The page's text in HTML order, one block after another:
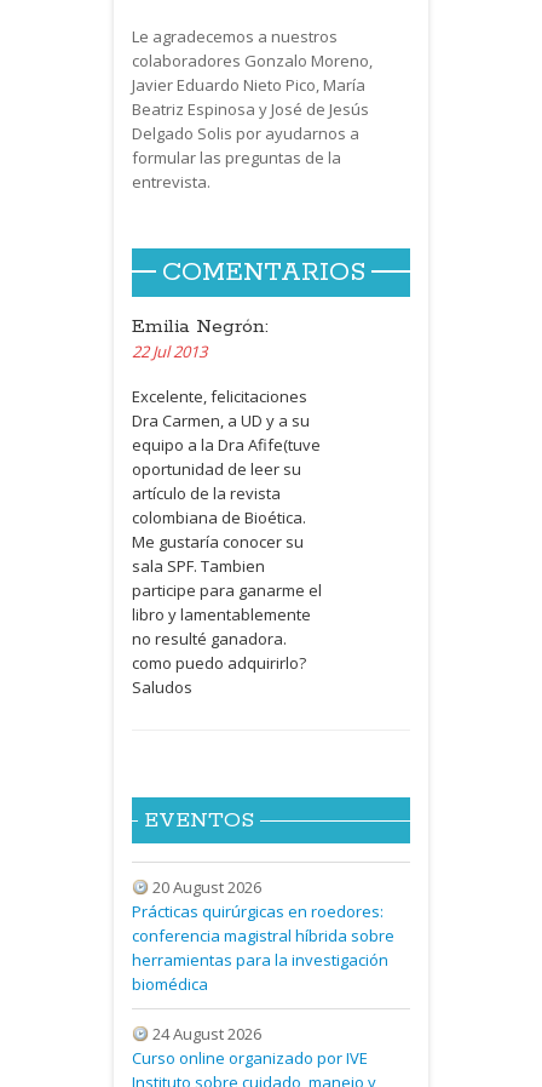
Le agradecemos a nuestros
colaboradores Gonzalo Moreno,
Javier Eduardo Nieto Pico, María
Beatriz Espinosa y José de Jesús
Delgado Solis por ayudarnos a
formular las preguntas de la
entrevista.
COMENTARIOS
Emilia Negrón:
22 Jul 2013
Excelente, felicitaciones
Dra Carmen, a UD y a su
equipo a la Dra Afife(tuve
oportunidad de leer su
artículo de la revista
colombiana de Bioética.
Me gustaría conocer su
sala SPF. Tambien
participe para ganarme el
libro y lamentablemente
no resulté ganadora.
como puedo adquirirlo?
Saludos
EVENTOS
20 August 2026
Prácticas quirúrgicas en roedores:
conferencia magistral híbrida sobre
herramientas para la investigación
biomédica
24 August 2026
Curso online organizado por IVE
Instituto sobre cuidado, manejo y